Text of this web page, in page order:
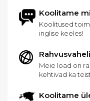
Koolitame
Koolitused
inglise keeles!
Meie load on
kehtivad ka
Koolitame